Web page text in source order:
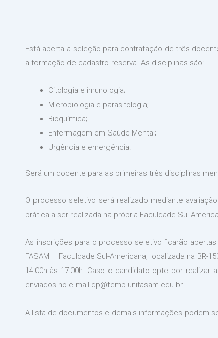
Está aberta a seleção para contratação de três
a formação de cadastro reserva. As disciplinas são:
Citologia e imunologia;
Microbiologia e parasitologia;
Bioquímica;
Enfermagem em Saúde Mental;
Urgência e emergência.
Será um docente para as primeiras três disciplinas
O processo seletivo será realizado mediante
prática a ser realizada na própria Faculdade Sul-
As inscrições para o processo seletivo ficarão
FASAM – Faculdade Sul-Americana, localizada na BR-
14:00h às 17:00h. Caso o candidato opte por
enviados no e-mail dp@temp.unifasam.edu.br.
A lista de documentos e demais informações podem